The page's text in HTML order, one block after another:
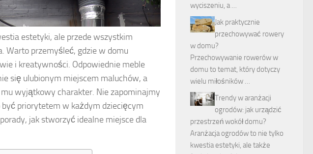
estetyki, ale przede wszystkim
Warto przemyśleć, gdzie w domu
i kreatywności. Odpowiednie meble
się ulubionym miejscem maluchów, a
wyjątkowy charakter. Nie zapominajmy
priorytetem w każdym dziecięcym
jak stworzyć idealne miejsce dla
wyciszeniu, a …
Jak praktycznie
przechowywać rowery
w domu?
Przechowywanie rowerów w
domu to temat, który dotyczy
wielu miłośników …
Trendy w aranżacji
ogrodów: jak urządzić
przestrzeń wokół domu?
Aranżacja ogrodów to nie tylko
kwestia estetyki, ale także